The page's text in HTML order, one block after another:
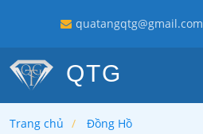
quatangqtg@gmail.com
QTG
Trang chủ Đồng Hồ